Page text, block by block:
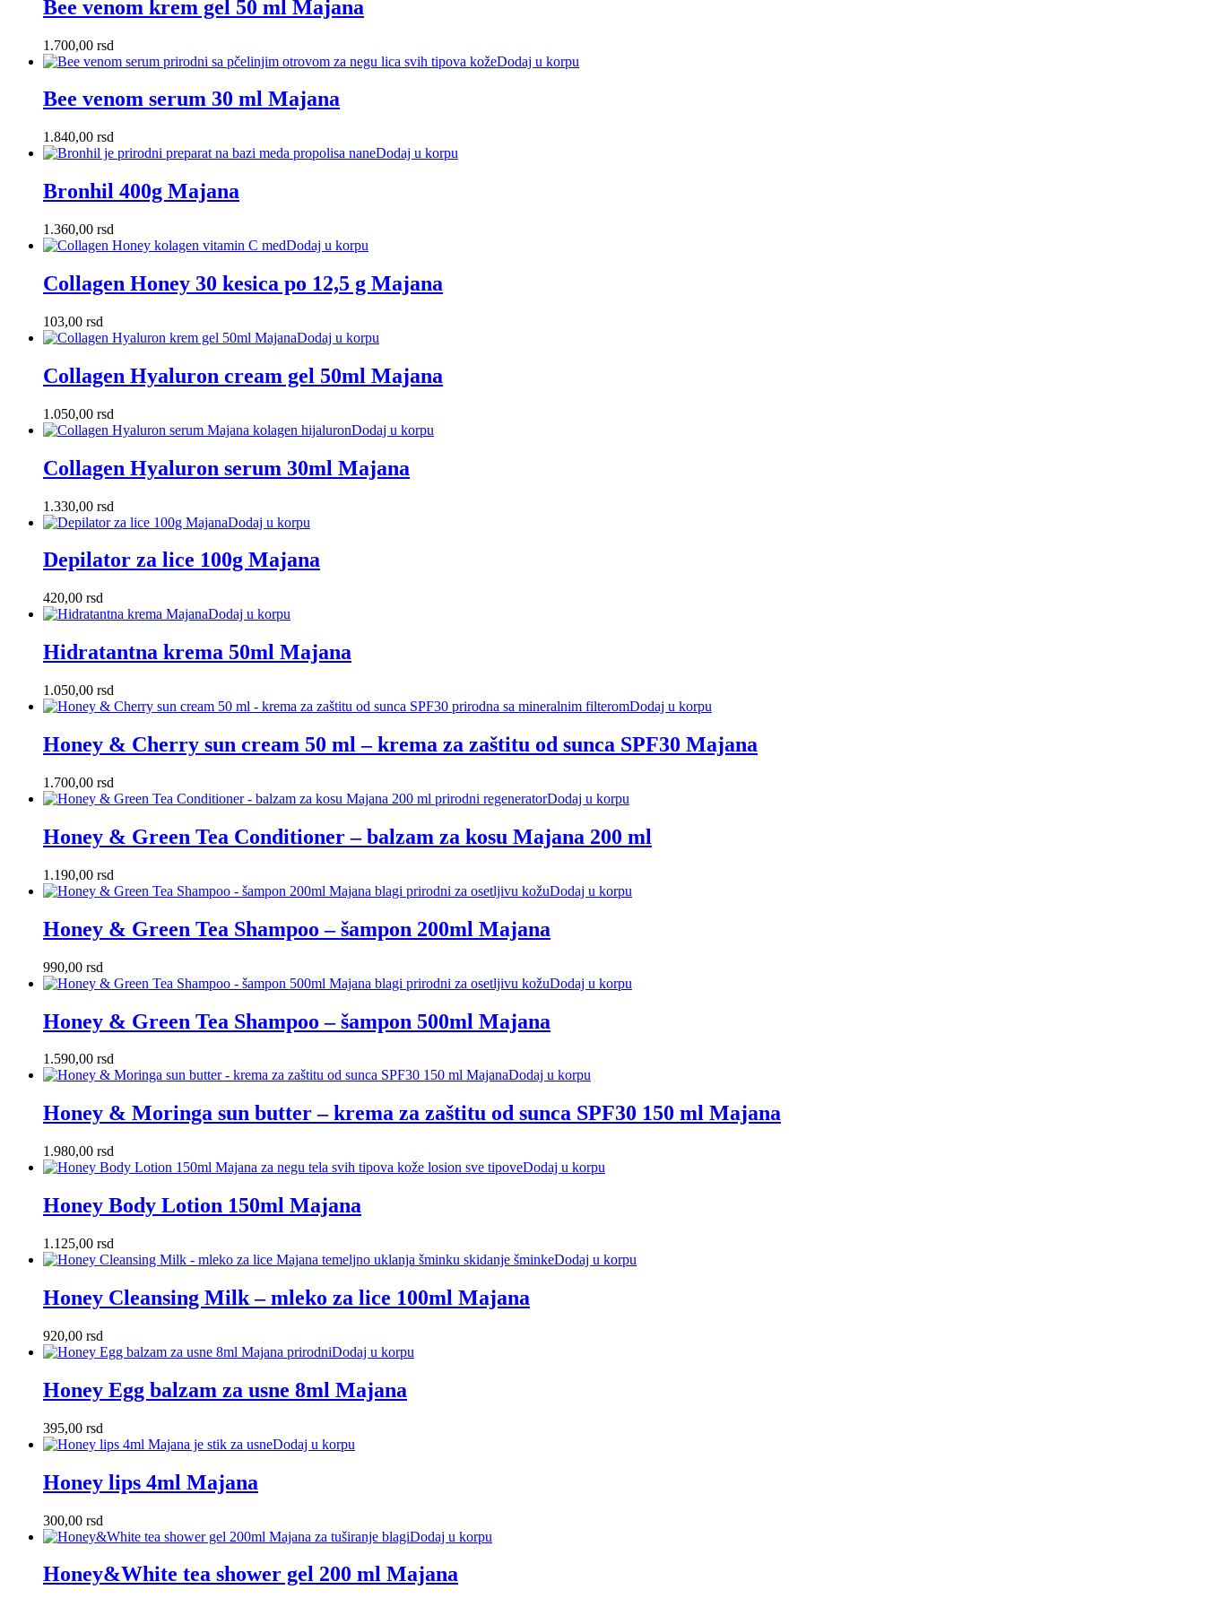
Bee venom krem gel 50 ml Majana
1.700,00 rsd
Dodaj u korpu
Bee venom serum 30 ml Majana
1.840,00 rsd
Dodaj u korpu
Bronhil 400g Majana
1.360,00 rsd
Dodaj u korpu
Collagen Honey 30 kesica po 12,5 g Majana
103,00 rsd
Dodaj u korpu
Collagen Hyaluron cream gel 50ml Majana
1.050,00 rsd
Dodaj u korpu
Collagen Hyaluron serum 30ml Majana
1.330,00 rsd
Dodaj u korpu
Depilator za lice 100g Majana
420,00 rsd
Dodaj u korpu
Hidratantna krema 50ml Majana
1.050,00 rsd
Dodaj u korpu
Honey & Cherry sun cream 50 ml – krema za zaštitu od sunca SPF30 Majana
1.700,00 rsd
Dodaj u korpu
Honey & Green Tea Conditioner – balzam za kosu Majana 200 ml
1.190,00 rsd
Dodaj u korpu
Honey & Green Tea Shampoo – šampon 200ml Majana
990,00 rsd
Dodaj u korpu
Honey & Green Tea Shampoo – šampon 500ml Majana
1.590,00 rsd
Dodaj u korpu
Honey & Moringa sun butter – krema za zaštitu od sunca SPF30 150 ml Majana
1.980,00 rsd
Dodaj u korpu
Honey Body Lotion 150ml Majana
1.125,00 rsd
Dodaj u korpu
Honey Cleansing Milk – mleko za lice 100ml Majana
920,00 rsd
Dodaj u korpu
Honey Egg balzam za usne 8ml Majana
395,00 rsd
Dodaj u korpu
Honey lips 4ml Majana
300,00 rsd
Dodaj u korpu
Honey&White tea shower gel 200 ml Majana